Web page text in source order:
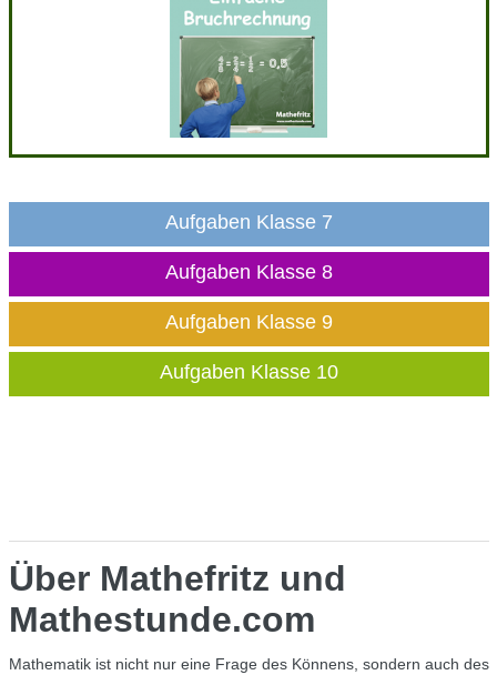
Aufgaben Klasse 7
Aufgaben Klasse 8
Aufgaben Klasse 9
Aufgaben Klasse 10
Über Mathefritz und
Mathestunde.com
Mathematik ist nicht nur eine Frage des Könnens, sondern auch des